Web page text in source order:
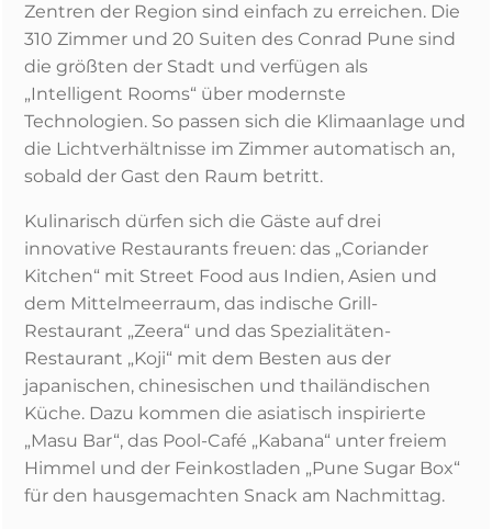
Zentren der Region sind einfach zu erreichen. Die
310 Zimmer und 20 Suiten des Conrad Pune sind
die größten der Stadt und verfügen als
„Intelligent Rooms“ über modernste
Technologien. So passen sich die Klimaanlage und
die Lichtverhältnisse im Zimmer automatisch an,
sobald der Gast den Raum betritt.
Kulinarisch dürfen sich die Gäste auf drei
innovative Restaurants freuen: das „Coriander
Kitchen“ mit Street Food aus Indien, Asien und
dem Mittelmeerraum, das indische Grill-
Restaurant „Zeera“ und das Spezialitäten-
Restaurant „Koji“ mit dem Besten aus der
japanischen, chinesischen und thailändischen
Küche. Dazu kommen die asiatisch inspirierte
„Masu Bar“, das Pool-Café „Kabana“ unter freiem
Himmel und der Feinkostladen „Pune Sugar Box“
für den hausgemachten Snack am Nachmittag.